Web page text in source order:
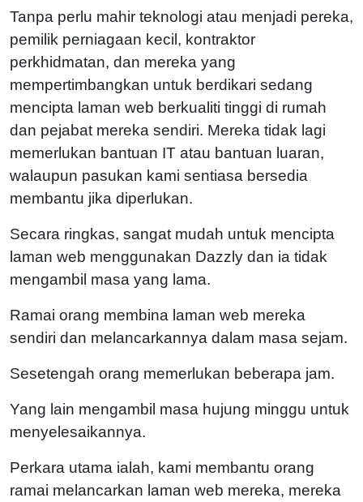
Tanpa perlu mahir teknologi atau menjadi pereka,
pemilik perniagaan kecil, kontraktor
perkhidmatan, dan mereka yang
mempertimbangkan untuk berdikari sedang
mencipta laman web berkualiti tinggi di rumah
dan pejabat mereka sendiri. Mereka tidak lagi
memerlukan bantuan IT atau bantuan luaran,
walaupun pasukan kami sentiasa bersedia
membantu jika diperlukan.
Secara ringkas, sangat mudah untuk mencipta
laman web menggunakan Dazzly dan ia tidak
mengambil masa yang lama.
Ramai orang membina laman web mereka
sendiri dan melancarkannya dalam masa sejam.
Sesetengah orang memerlukan beberapa jam.
Yang lain mengambil masa hujung minggu untuk
menyelesaikannya.
Perkara utama ialah, kami membantu orang
ramai melancarkan laman web mereka, mereka